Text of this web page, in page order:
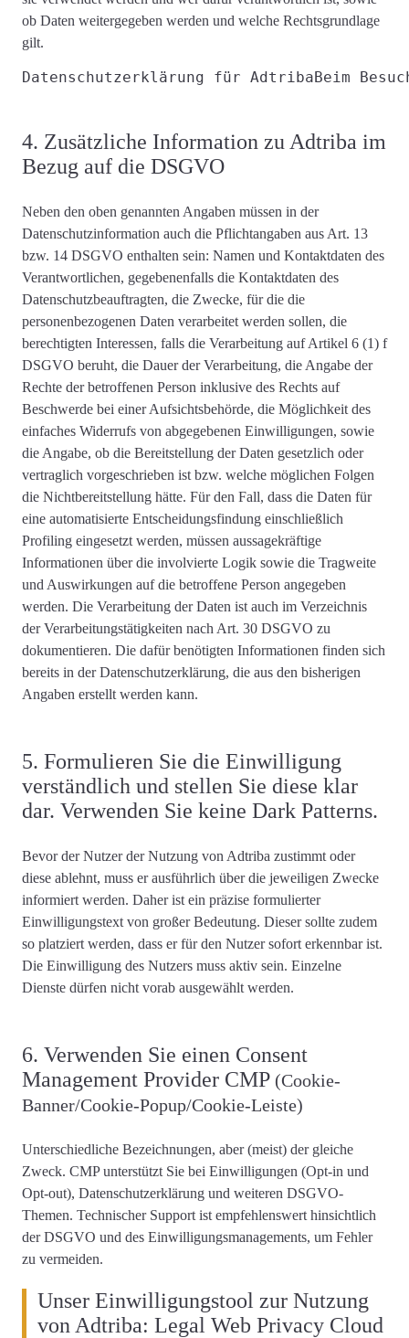
ob Daten weitergegeben werden und welche Rechtsgrundlage
gilt.
Datenschutzerklärung für AdtribaBeim
4. Zusätzliche Information zu Adtriba im
Bezug auf die DSGVO
Neben den oben genannten Angaben müssen in der
Datenschutzinformation auch die Pflichtangaben aus Art. 13
bzw. 14 DSGVO enthalten sein: Namen und Kontaktdaten des
Verantwortlichen, gegebenenfalls die Kontaktdaten des
Datenschutzbeauftragten, die Zwecke, für die die
personenbezogenen Daten verarbeitet werden sollen, die
berechtigten Interessen, falls die Verarbeitung auf Artikel 6 (1) f
DSGVO beruht, die Dauer der Verarbeitung, die Angabe der
Rechte der betroffenen Person inklusive des Rechts auf
Beschwerde bei einer Aufsichtsbehörde, die Möglichkeit des
einfaches Widerrufs von abgegebenen Einwilligungen, sowie
die Angabe, ob die Bereitstellung der Daten gesetzlich oder
vertraglich vorgeschrieben ist bzw. welche möglichen Folgen
die Nichtbereitstellung hätte. Für den Fall, dass die Daten für
eine automatisierte Entscheidungsfindung einschließlich
Profiling eingesetzt werden, müssen aussagekräftige
Informationen über die involvierte Logik sowie die Tragweite
und Auswirkungen auf die betroffene Person angegeben
werden. Die Verarbeitung der Daten ist auch im Verzeichnis
der Verarbeitungstätigkeiten nach Art. 30 DSGVO zu
dokumentieren. Die dafür benötigten Informationen finden sich
bereits in der Datenschutzerklärung, die aus den bisherigen
Angaben erstellt werden kann.
5. Formulieren Sie die Einwilligung
verständlich und stellen Sie diese klar
dar. Verwenden Sie keine Dark Patterns.
Bevor der Nutzer der Nutzung von Adtriba zustimmt oder
diese ablehnt, muss er ausführlich über die jeweiligen Zwecke
informiert werden. Daher ist ein präzise formulierter
Einwilligungstext von großer Bedeutung. Dieser sollte zudem
so platziert werden, dass er für den Nutzer sofort erkennbar ist.
Die Einwilligung des Nutzers muss aktiv sein. Einzelne
Dienste dürfen nicht vorab ausgewählt werden.
6. Verwenden Sie einen Consent
Management Provider CMP (Cookie-
Banner/Cookie-Popup/Cookie-Leiste)
Unterschiedliche Bezeichnungen, aber (meist) der gleiche
Zweck. CMP unterstützt Sie bei Einwilligungen (Opt-in und
Opt-out), Datenschutzerklärung und weiteren DSGVO-
Themen. Technischer Support ist empfehlenswert hinsichtlich
der DSGVO und des Einwilligungsmanagements, um Fehler
zu vermeiden.
Unser Einwilligungstool zur Nutzung
von Adtriba: Legal Web Privacy Cloud